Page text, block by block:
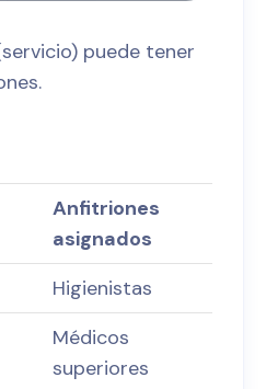
puede tener
Anfitriones
asignados
Higienistas
Médicos
superiores